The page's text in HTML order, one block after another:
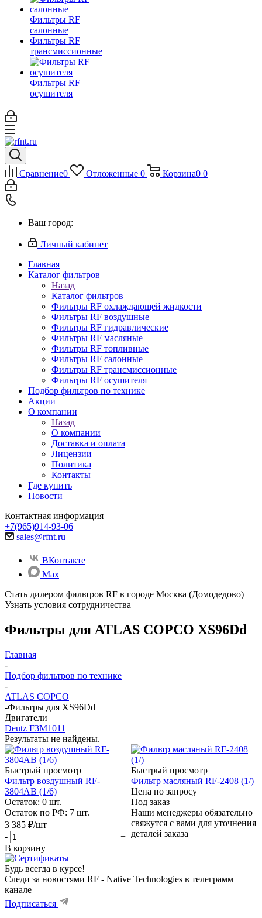
Фильтры RF
салонные
Фильтры RF
трансмиссионные
Фильтры RF
осушителя
Сравнение0 Отложенные 0 Корзина0 0
Ваш город:
Личный кабинет
Главная
Каталог фильтров
Назад
Каталог фильтров
Фильтры RF охлаждающей жидкости
Фильтры RF воздушные
Фильтры RF гидравлические
Фильтры RF масляные
Фильтры RF топливные
Фильтры RF салонные
Фильтры RF трансмиссионные
Фильтры RF осушителя
Подбор фильтров по технике
Акции
О компании
Назад
О компании
Доставка и оплата
Лицензии
Политика
Контакты
Где купить
Новости
Контактная информация
+7(965)914-93-06
sales@rfnt.ru
ВКонтакте
Max
Стать дилером фильтров RF в городе Москва (Домодедово)
Узнать условия сотрудничества
Фильтры для ATLAS COPCO XS96Dd
Главная
-
Подбор фильтров по технике
-
ATLAS COPCO
-Фильтры для XS96Dd
Двигатели
Deutz F3M1011
Результаты не найдены.
Быстрый просмотр
Фильтр воздушный RF-
3804AB (1/6)
Остаток: 0 шт.
Остаток по РФ: 7 шт.
3 385 ₽/шт
-
+
В корзину
Быстрый просмотр
Фильтр масляный RF-2408 (1/)
Цена по запросу
Под заказ
Наши менеджеры обязательно
свяжутся с вами для уточнения
деталей заказа
Будь всегда в курсе!
Следи за новостями RF - Native Technologies в телеграмм
канале
Подписаться